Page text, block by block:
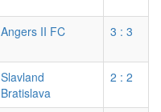
Angers II FC 3 : 3
Slavland
Bratislava
2 : 2